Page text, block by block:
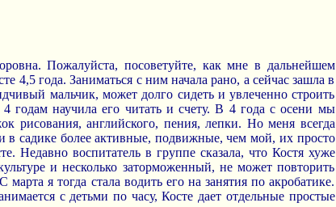
Пожалуйста, посоветуйте, как мне в дальнейшем
4,5 года. Заниматься с ним начала рано, а сейчас зашла в
мальчик, может долго сидеть и увлеченно строить
годам научила его читать и счету. В 4 года с осени мы
рисования, английского, пения, лепки. Но меня всегда
в садике более активные, подвижные, чем мой, их просто
Недавно воспитатель в группе сказала, что Костя хуже
и несколько заторможенный, не может повторить
я тогда стала водить его на занятия по акробатике.
с детьми по часу, Косте дает отдельные простые